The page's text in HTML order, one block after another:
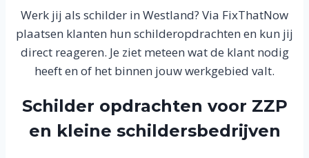
Werk jij als schilder in Westland? Via FixThatNow
plaatsen klanten hun schilderopdrachten en kun jij
direct reageren. Je ziet meteen wat de klant nodig
heeft en of het binnen jouw werkgebied valt.
Schilder opdrachten voor ZZP
en kleine schildersbedrijven